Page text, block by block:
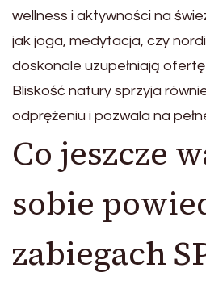
wellness i aktywności na
jak joga, medytacja, czy
doskonale uzupełniają
Bliskość natury sprzyja
odprężeniu i pozwala na
Co jeszcze
sobie
zabiegach